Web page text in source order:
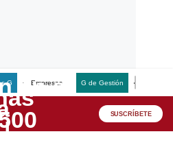
G Empresas G de Gestión
SUSCRÍBETE